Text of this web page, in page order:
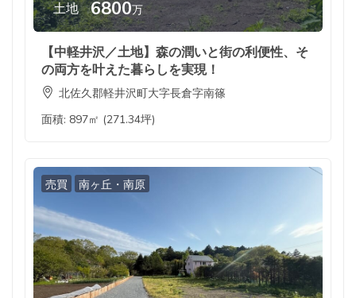
土地 6800万
【中軽井沢／土地】森の潤いと街の利便性、そ
の両方を叶えた暮らしを実現！
北佐久郡軽井沢町大字長倉字南篠
面積: 897㎡ (271.34坪)
売買 南ヶ丘・南原